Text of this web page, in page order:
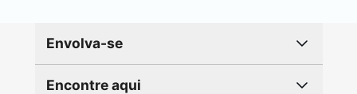
Envolva-se
Encontre aqui